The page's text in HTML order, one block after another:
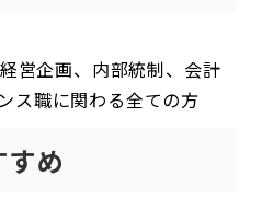
営企画、内部統制、会計
ス職に関わる全ての方
め